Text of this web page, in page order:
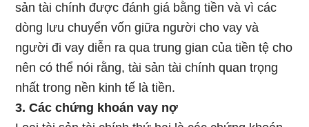
sản tài chính được đánh giá bằng tiền và vì các
dòng lưu chuyển vốn giữa người cho vay và
người đi vay diễn ra qua trung gian của tiền tệ cho
nên có thể nói rằng, tài sản tài chính quan trọng
nhất trong nền kinh tế là tiền.
3. Các chứng khoán vay nợ